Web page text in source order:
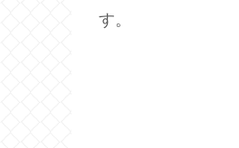
す。